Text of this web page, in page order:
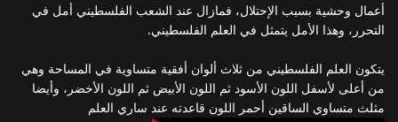
أعمال وحشية بسبب الإحتلال، فمازال عند الشعب الفلسطيني أمل في
التحرر، وهذا الأمل يتمثل في العلم الفلسطيني.
يتكون العلم الفلسطيني من ثلاث ألوان أفقية متساوية في المساحة وهي
من أعلى لأسفل اللون الأسود ثم اللون الأبيض ثم اللون الأخضر، وأيضا
مثلث متساوي الساقين أحمر اللون قاعدته عند ساري العلم